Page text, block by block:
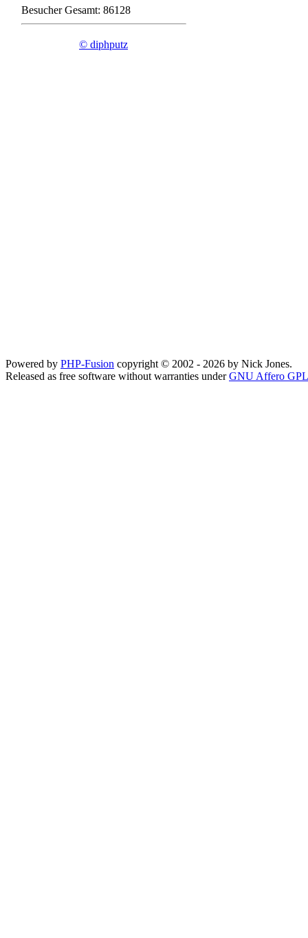
Besucher Gesamt: 86128
© diphputz
Powered by PHP-Fusion copyright © 2002 - 2026 by Nick Jones.
Released as free software without warranties underGNU Affero GPL